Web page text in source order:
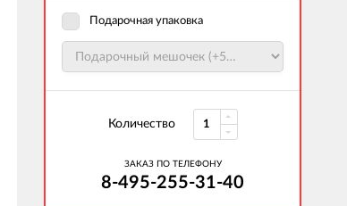
Подарочная упаковка
Количество
ЗАКАЗ ПО ТЕЛЕФОНУ
8-495-255-31-40